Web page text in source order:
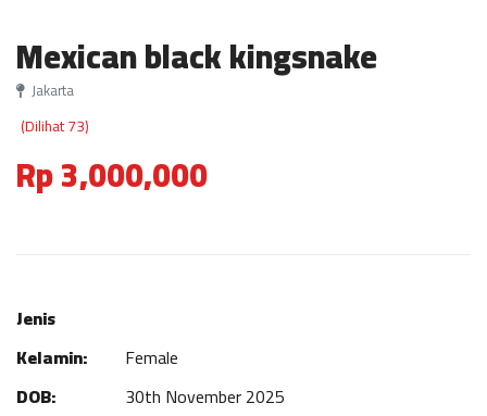
Mexican black kingsnake
Jakarta
(Dilihat 73)
Rp 3,000,000
Jenis
Kelamin:
Female
DOB:
30th November 2025